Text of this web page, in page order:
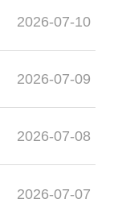
2026-07-10
2026-07-09
2026-07-08
2026-07-07